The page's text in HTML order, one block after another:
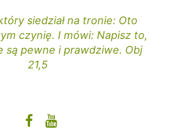
siedział na tronie: Oto
czynię. I mówi: Napisz to,
są pewne i prawdziwe. Obj
21,5